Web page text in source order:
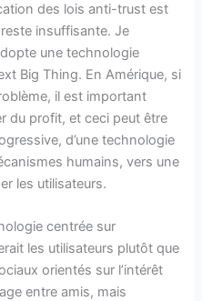
des lois anti-trust est
insuffisante. Je
une technologie
Big Thing. En Amérique, si
il est important
du profit, et ceci peut être
d’une technologie
humains, vers une
les utilisateurs.
centrée sur
les utilisateurs plutôt que
orientés sur l’intérêt
entre amis, mais